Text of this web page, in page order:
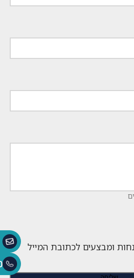
ומבצעים לכתובת המייל